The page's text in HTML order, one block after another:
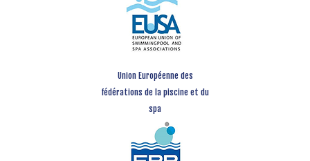
Union Européenne des
fédérations de la piscine et du
spa